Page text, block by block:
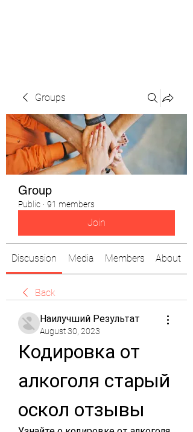
Groups
Group
Public · 91 members
Join
Discussion Media Members About
Back
Наилучший Результат
August 30, 2023
Кодировка от
алкоголя старый
оскол отзывы